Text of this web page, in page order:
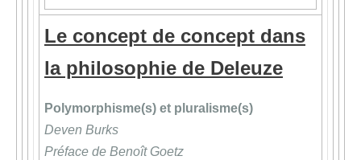
Le concept de concept dans
la philosophie de Deleuze
Polymorphisme(s) et pluralisme(s)
Deven Burks
Préface de Benoît Goetz